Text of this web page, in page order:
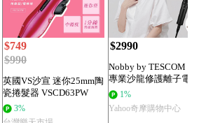
$749
$990
英國VS沙宣 迷你25mm陶
瓷捲髮器 VSCD63PW
3%
$2990
Nobby by TESCOM 日
專業沙龍修護離子電
... 1%
Yahoo奇摩購物中心